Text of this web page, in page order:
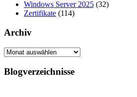
Windows Server 2025 (32)
Zertifikate (114)
Archiv
Archiv
Blogverzeichnisse